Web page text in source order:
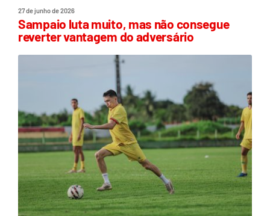
27 de junho de 2026
Sampaio luta muito, mas não consegue
reverter vantagem do adversário